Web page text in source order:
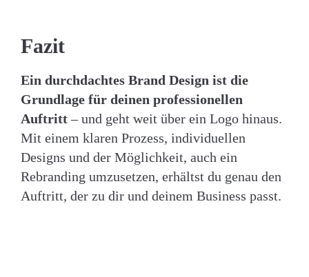
Fazit
Ein durchdachtes Brand Design ist die
Grundlage für deinen professionellen
Auftritt– und geht weit über ein Logo hinaus.
Mit einem klaren Prozess, individuellen
Designs und der Möglichkeit, auch ein
Rebranding umzusetzen, erhältst du genau den
Auftritt, der zu dir und deinem Business passt.